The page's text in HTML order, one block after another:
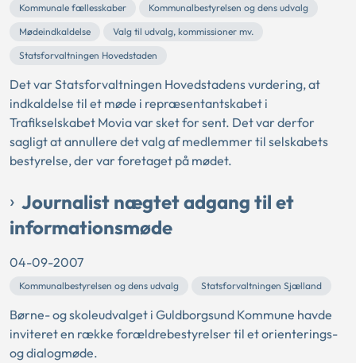
Kommunale fællesskaber
Kommunalbestyrelsen og dens udvalg
Mødeindkaldelse
Valg til udvalg, kommissioner mv.
Statsforvaltningen Hovedstaden
Det var Statsforvaltningen Hovedstadens vurdering, at
indkaldelse til et møde i repræsentantskabet i
Trafikselskabet Movia var sket for sent. Det var derfor
sagligt at annullere det valg af medlemmer til selskabets
bestyrelse, der var foretaget på mødet.
Journalist nægtet adgang til et
informationsmøde
04-09-2007
Kommunalbestyrelsen og dens udvalg Statsforvaltningen Sjælland
Børne- og skoleudvalget i Guldborgsund Kommune havde
inviteret en række forældrebestyrelser til et orienterings-
og dialogmøde.